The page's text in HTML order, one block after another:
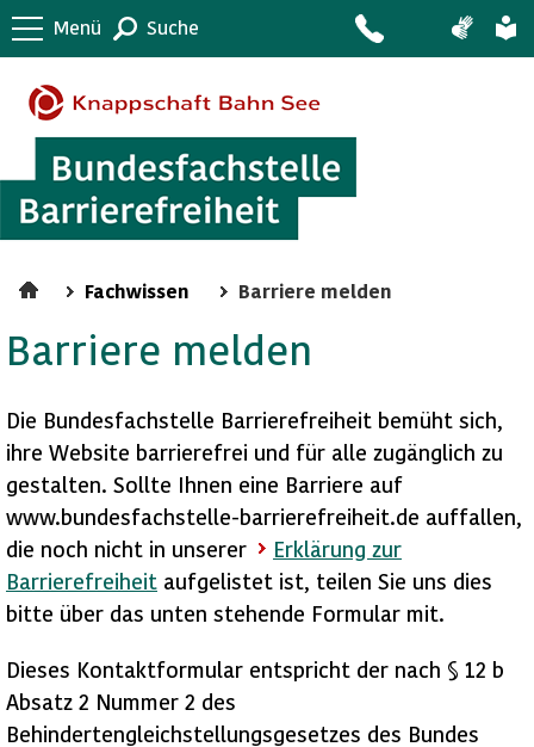
Menü Suche
Fachwissen Barriere melden
Barriere melden
Die Bundesfachstelle Barrierefreiheit bemüht sich,
ihre Website barrierefrei und für alle zugänglich zu
gestalten. Sollte Ihnen eine Barriere auf
www.bundesfachstelle-barrierefreiheit.de auffallen,
die noch nicht in unserer
Erklärung zur
Barrierefreiheit aufgelistet ist, teilen Sie uns dies
bitte über das unten stehende Formular mit.
Dieses Kontaktformular entspricht der nach § 12 b
Absatz 2 Nummer 2 des
Behindertengleichstellungsgesetzes des Bundes